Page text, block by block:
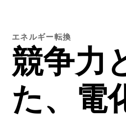
エネルギー転換
競争力
た、電